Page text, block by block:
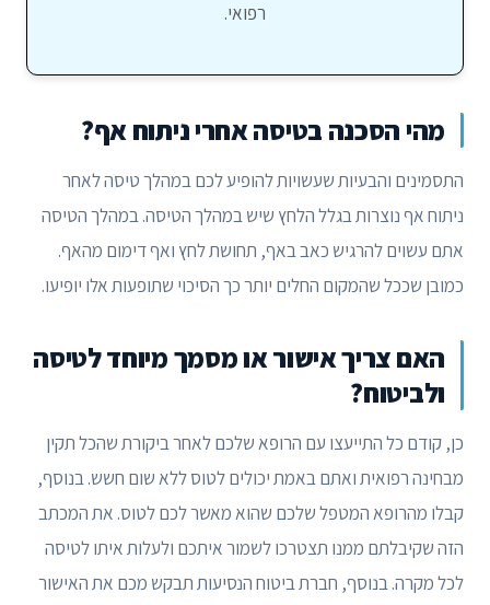
רפואי.
מהי הסכנה בטיסה אחרי ניתוח אף?
התסמינים והבעיות שעשויות להופיע לכם במהלך טיסה לאחר
ניתוח אף נוצרות בגלל הלחץ שיש במהלך הטיסה. במהלך הטיסה
אתם עשוים להרגיש כאב באף, תחושת לחץ ואף דימום מהאף.
כמובן שככל שהמקום החלים יותר כך הסיכוי שתופעות אלו יופיעו.
האם צריך אישור או מסמך מיוחד לטיסה
ולביטוח?
כן, קודם כל התייעצו עם הרופא שלכם לאחר ביקורת שהכל תקין
מבחינה רפואית ואתם באמת יכולים לטוס ללא שום חשש. בנוסף,
קבלו מהרופא המטפל שלכם שהוא מאשר לכם לטוס. את המכתב
הזה שקיבלתם ממנו תצטרכו לשמור איתכם ולעלות איתו לטיסה
לכל מקרה. בנוסף, חברת ביטוח הנסיעות תבקש מכם את האישור